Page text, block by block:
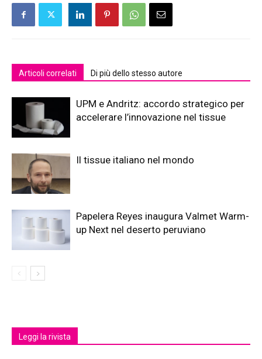
Articoli correlati Di più dello stesso autore
UPM e Andritz: accordo strategico per
accelerare l’innovazione nel tissue
Il tissue italiano nel mondo
Papelera Reyes inaugura Valmet Warm-
up Next nel deserto peruviano
Leggi la rivista